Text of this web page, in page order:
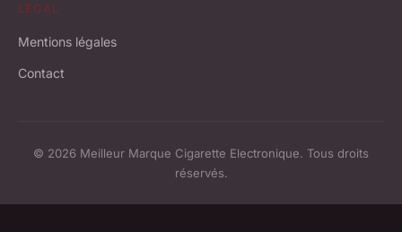
LÉGAL
Mentions légales
Contact
© 2026 Meilleur Marque Cigarette Electronique. Tous droits
réservés.